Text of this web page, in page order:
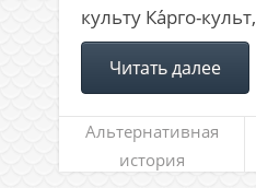
культу Ка́рго-культ,
Читать далее
Альтернативная
история